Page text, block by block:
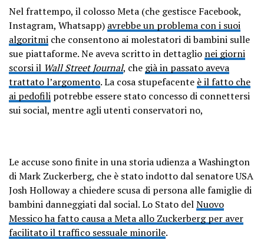
Nel frattempo, il colosso Meta (che gestisce Facebook,
Instagram, Whatsapp) avrebbe un problema con i suoi
algoritmi che consentono ai molestatori di bambini sulle
sue piattaforme. Ne aveva scritto in dettaglio nei giorni
scorsi il Wall Street Journal, che già in passato aveva
trattato l’argomento. La cosa stupefacente è il fatto che
ai pedofili potrebbe essere stato concesso di connettersi
sui social, mentre agli utenti conservatori no,
Le accuse sono finite in una storia udienza a Washington
di Mark Zuckerberg, che è stato indotto dal senatore USA
Josh Holloway a chiedere scusa di persona alle famiglie di
bambini danneggiati dal social. Lo Stato delNuovo
Messico ha fatto causa a Meta allo Zuckerberg per aver
facilitato il traffico sessuale minorile.